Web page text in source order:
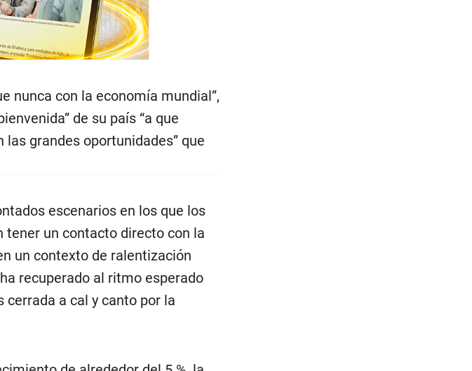
nunca con la economía mundial”,
de su país “a que
grandes oportunidades” que
escenarios en los que los
tener un contacto directo con la
un contexto de ralentización
recuperado al ritmo esperado
cerrada a cal y canto por la